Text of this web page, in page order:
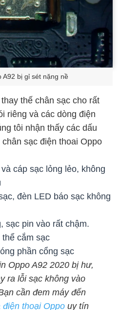
A92 bị gỉ sét nặng nề
thế chân sạc cho rất
riêng và các dòng điện
tôi nhận thấy các dấu
sạc điện thoai Oppo
cáp sạc lỏng lẻo, không
đèn LED báo sạc không
sạc pin vào rất chậm.
thể cắm sạc
phần cổng sạc
Oppo A92 2020 bị hư,
ra lỗi sạc không vào
cần đem máy đến
thoại Oppo uy tín